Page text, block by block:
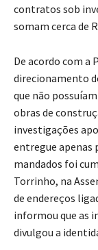
contratos sob
somam cerca de
De acordo com a
direcionamento
que não
obras de
investigações
entregue apenas
mandados foi
Torrinho, na
de endereços
informou que as
divulgou a